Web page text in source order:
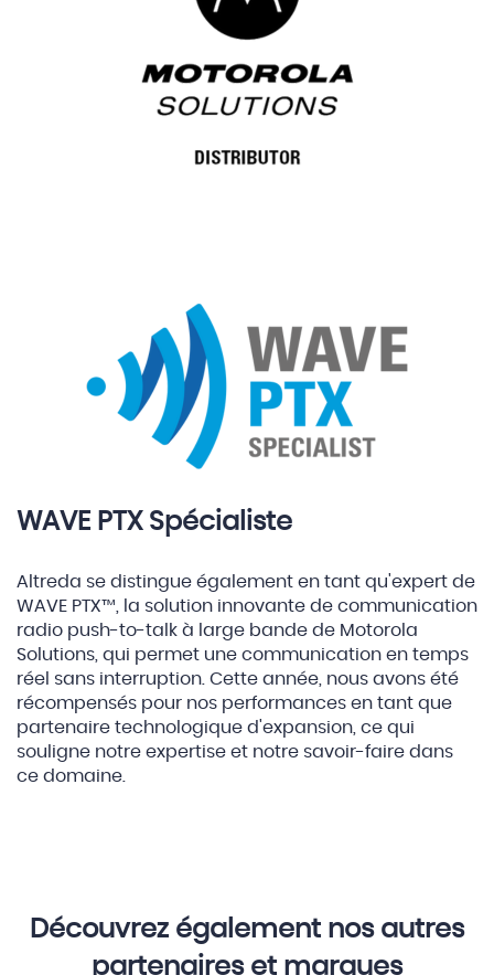
WAVE PTX Spécialiste
Altreda se distingue également en tant qu'expert de
WAVE PTX™, la solution innovante de communication
radio push-to-talk à large bande de Motorola
Solutions, qui permet une communication en temps
réel sans interruption. Cette année, nous avons été
récompensés pour nos performances en tant que
partenaire technologique d'expansion, ce qui
souligne notre expertise et notre savoir-faire dans
ce domaine.
Découvrez également nos autres
partenaires et marques